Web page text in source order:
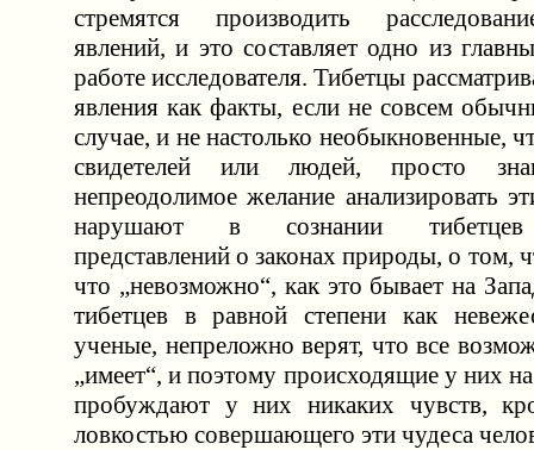
стремятся производить
явлений, и это составляет одно из
работе исследователя. Тибетцы
явления как факты, если не совсем
случае, и не настолько необыкновенные,
свидетелей или людей, просто
непреодолимое желание анализировать
нарушают в сознании тибетцев
представлений о законах природы, о том,
что „невозможно“, как это бывает на
тибетцев в равной степени как
ученые, непреложно верят, что все
„имеет“, и поэтому происходящие у них на
пробуждают у них никаких чувств,
ловкостью совершающего эти чудеса